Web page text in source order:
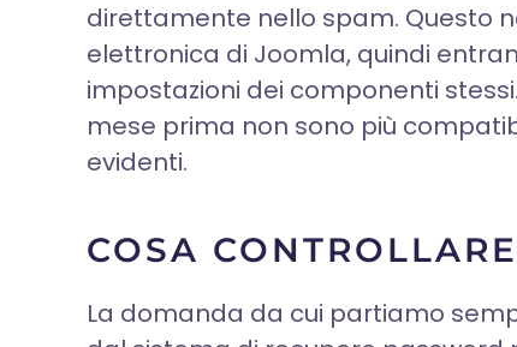
direttamente nello spam. Questo
elettronica di Joomla, quindi
impostazioni dei componenti
mese prima non sono più
evidenti.
COSA
La domanda da cui partiamo